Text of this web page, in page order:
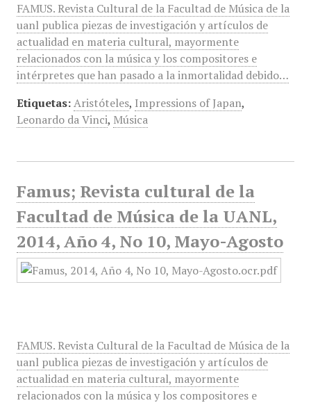
FAMUS. Revista Cultural de la Facultad de Música de la
uanl publica piezas de investigación y artículos de
actualidad en materia cultural, mayormente
relacionados con la música y los compositores e
intérpretes que han pasado a la inmortalidad debido…
Etiquetas: Aristóteles, Impressions of Japan,
Leonardo da Vinci, Música
Famus; Revista cultural de la
Facultad de Música de la UANL,
2014, Año 4, No 10, Mayo-Agosto
FAMUS. Revista Cultural de la Facultad de Música de la
uanl publica piezas de investigación y artículos de
actualidad en materia cultural, mayormente
relacionados con la música y los compositores e